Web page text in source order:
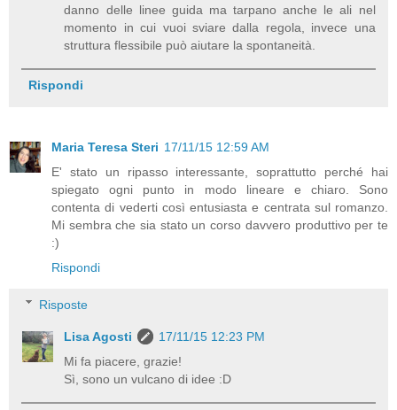
danno delle linee guida ma tarpano anche le ali nel
momento in cui vuoi sviare dalla regola, invece una
struttura flessibile può aiutare la spontaneità.
Rispondi
Maria Teresa Steri 17/11/15 12:59 AM
E' stato un ripasso interessante, soprattutto perché hai
spiegato ogni punto in modo lineare e chiaro. Sono
contenta di vederti così entusiasta e centrata sul romanzo.
Mi sembra che sia stato un corso davvero produttivo per te
:)
Rispondi
Risposte
Lisa Agosti
17/11/15 12:23 PM
Mi fa piacere, grazie!
Sì, sono un vulcano di idee :D